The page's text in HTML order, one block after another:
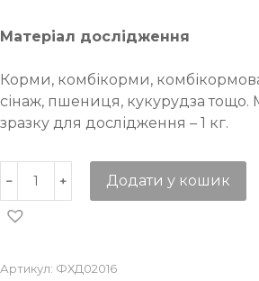
Матеріал дослідження
Корми, комбікорми,
сінаж, пшениця, кукурудза тощо.
зразку для дослідження – 1 кг.
Додати у кошик
Артикул: ФХД02016